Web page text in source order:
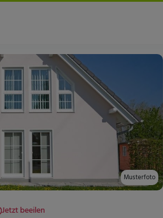
Oberdorfstr.
Musterfoto
Jetzt beeilen